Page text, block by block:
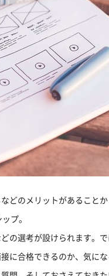
どのメリットがあること
プ。
の選考が設けられます。
に合格できるのか、気に